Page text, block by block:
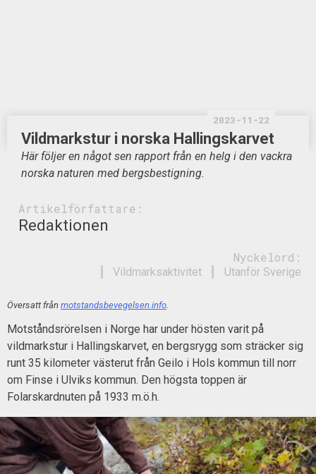
2023-11-22
Vildmarkstur i norska Hallingskarvet
Här följer en något sen rapport från en helg i den vackra
norska naturen med bergsbestigning.
Artikelförfattare:
Redaktionen
Nyckelord:
Utanför Sverige
Vildmarksaktivitet
Översatt från motstandsbevegelsen.info.
Motståndsrörelsen i Norge har under hösten varit på
vildmarkstur i Hallingskarvet, en bergsrygg som sträcker sig
runt 35 kilometer västerut från Geilo i Hols kommun till norr
om Finse i Ulviks kommun. Den högsta toppen är
Folarskardnuten på 1933 m.ö.h.